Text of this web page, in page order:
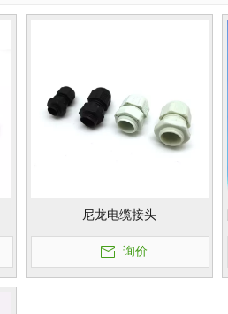
尼龙电缆接头
询价